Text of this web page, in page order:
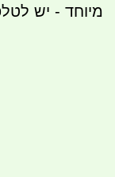
מיוחד - יש